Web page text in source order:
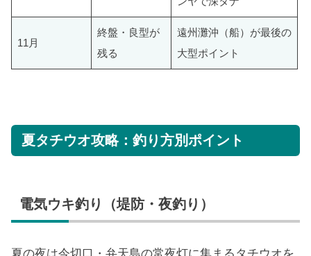
11月
終盤・良型が
残る
遠州灘沖（船）が最後の
大型ポイント
夏タチウオ攻略：釣り方別ポイント
電気ウキ釣り（堤防・夜釣り）